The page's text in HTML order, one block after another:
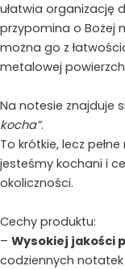
ułatwia organizację
przypomina o Bożej
można go z
metalowej
Na notesie znajduje
kocha”.
To krótkie, lecz
jesteśmy kochani i
okoliczności.
Cechy produktu:
– Wysokiej jakości
codziennych notatek